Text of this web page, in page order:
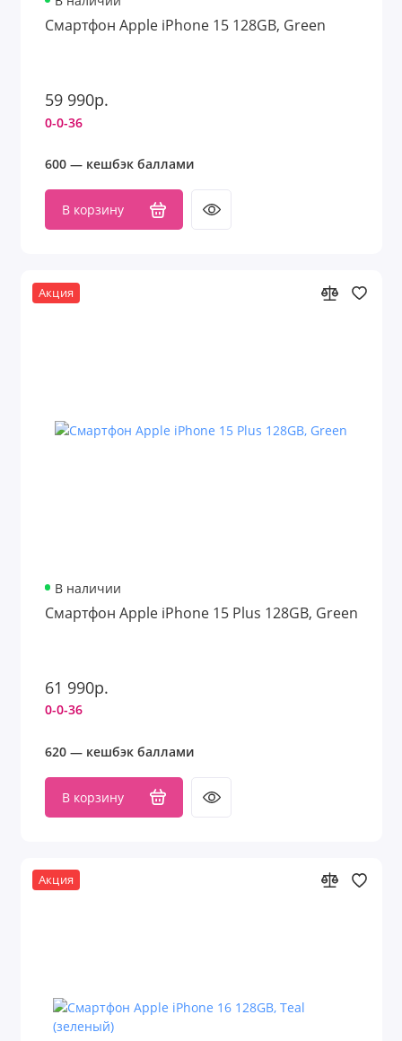
Смартфон Apple iPhone 15 128GB, Green
59 990р.
0-0-36
600 — кешбэк баллами
В корзину
Акция
В наличии
Смартфон Apple iPhone 15 Plus 128GB, Green
61 990р.
0-0-36
620 — кешбэк баллами
В корзину
Акция